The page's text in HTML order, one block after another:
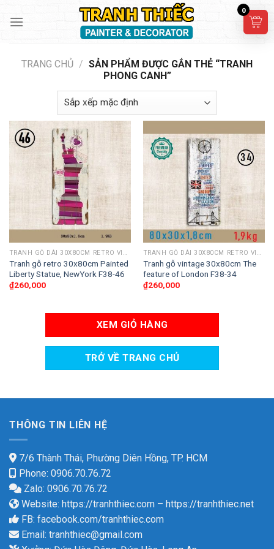
TRANG CHỦ / SẢN PHẨM ĐƯỢC GẮN THẺ “TRANH
PHONG CANH”
Tranh gỗ retro 30x80cm Painted
Liberty Statue, NewYork F38-46
₫260,000
Tranh gỗ vintage 30x80cm The
feature of London F38-34
₫260,000
XEM GIỎ HÀNG
TRỞ VỀ TRANG CHỦ
THÔNG TIN LIÊN HỆ
7/6 Thành Thái, Phường Diên Hồng, TP. HCM
Phone: 0906.70.76.72
Zalo: 0906.70.76.72
Website: https://tranhthiec.com – https://tranhthiec.net
FB: facebook.com/tranhthiec.com
Email: tranhthiec@gmail.com
0